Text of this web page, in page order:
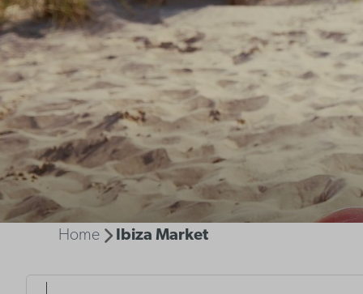
Home Ibiza Market